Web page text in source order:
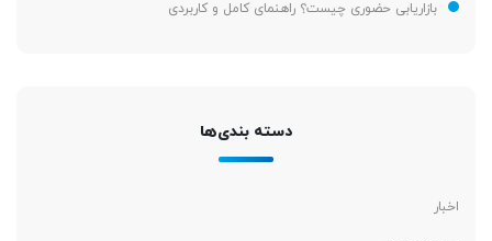
بازاریابی حضوری چیست؟ راهنمای کامل و کاربردی
دسته بندی‌ها
اخبار